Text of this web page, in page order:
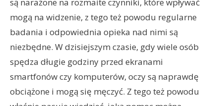
mogą na widzenie, z tego też powodu regularne
badania i odpowiednia opieka nad nimi są
niezbędne. W dzisiejszym czasie, gdy wiele osób
spędza długie godziny przed ekranami
smartfonów czy komputerów, oczy są naprawdę
obciążone i mogą się męczyć. Z tego też powodu